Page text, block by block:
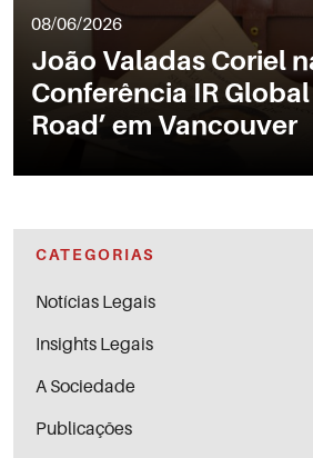
08/06/2026
João Valadas Coriel
Conferência IR Global
Road’ em Vancouver
CATEGORIAS
Notícias Legais
Insights Legais
A Sociedade
Publicações